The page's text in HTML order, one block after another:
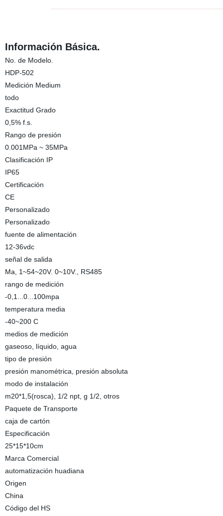
Información Básica.
No. de Modelo.
HDP-502
Medición Medium
todo
Exactitud Grado
0,5% f.s.
Rango de presión
0.001MPa ~ 35MPa
Clasificación IP
IP65
Certificación
CE
Personalizado
Personalizado
fuente de alimentación
12-36vdc
señal de salida
Ma, 1~54~20V. 0~10V., RS485
rango de medición
-0,1...0...100mpa
temperatura media
-40~200 C
medios de medición
gaseoso, líquido, agua
tipo de presión
presión manométrica, presión absoluta
modo de instalación
m20*1,5(rosca), 1/2 npt, g 1/2, otros
Paquete de Transporte
caja de cartón
Especificación
25*15*10cm
Marca Comercial
automatización huadiana
Origen
China
Código del HS